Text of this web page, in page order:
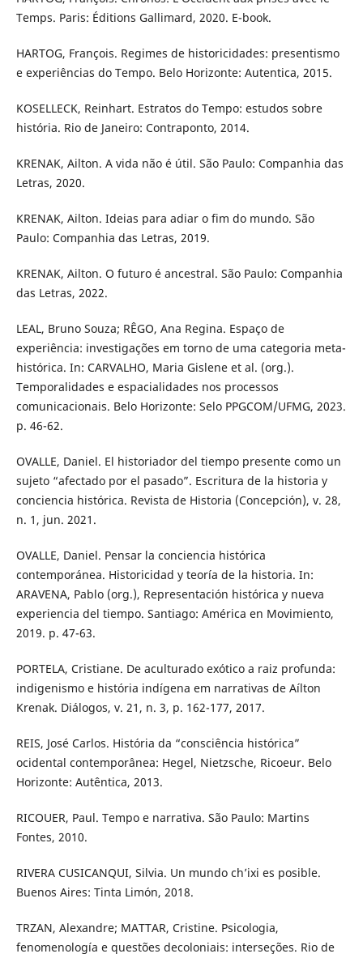
Temps. Paris: Éditions Gallimard, 2020. E-book.
HARTOG, François. Regimes de historicidades: presentismo
e experiências do Tempo. Belo Horizonte: Autentica, 2015.
KOSELLECK, Reinhart. Estratos do Tempo: estudos sobre
história. Rio de Janeiro: Contraponto, 2014.
KRENAK, Ailton. A vida não é útil. São Paulo: Companhia das
Letras, 2020.
KRENAK, Ailton. Ideias para adiar o fim do mundo. São
Paulo: Companhia das Letras, 2019.
KRENAK, Ailton. O futuro é ancestral. São Paulo: Companhia
das Letras, 2022.
LEAL, Bruno Souza; RÊGO, Ana Regina. Espaço de
experiência: investigações em torno de uma categoria meta-
histórica. In: CARVALHO, Maria Gislene et al. (org.).
Temporalidades e espacialidades nos processos
comunicacionais. Belo Horizonte: Selo PPGCOM/UFMG, 2023.
p. 46-62.
OVALLE, Daniel. El historiador del tiempo presente como un
sujeto “afectado por el pasado”. Escritura de la historia y
conciencia histórica. Revista de Historia (Concepción), v. 28,
n. 1, jun. 2021.
OVALLE, Daniel. Pensar la conciencia histórica
contemporánea. Historicidad y teoría de la historia. In:
ARAVENA, Pablo (org.), Representación histórica y nueva
experiencia del tiempo. Santiago: América en Movimiento,
2019. p. 47-63.
PORTELA, Cristiane. De aculturado exótico a raiz profunda:
indigenismo e história indígena em narrativas de Aílton
Krenak. Diálogos, v. 21, n. 3, p. 162-177, 2017.
REIS, José Carlos. História da “consciência histórica”
ocidental contemporânea: Hegel, Nietzsche, Ricoeur. Belo
Horizonte: Autêntica, 2013.
RICOUER, Paul. Tempo e narrativa. São Paulo: Martins
Fontes, 2010.
RIVERA CUSICANQUI, Silvia. Un mundo ch’ixi es posible.
Buenos Aires: Tinta Limón, 2018.
TRZAN, Alexandre; MATTAR, Cristine. Psicologia,
fenomenología e questões decoloniais: interseções. Rio de